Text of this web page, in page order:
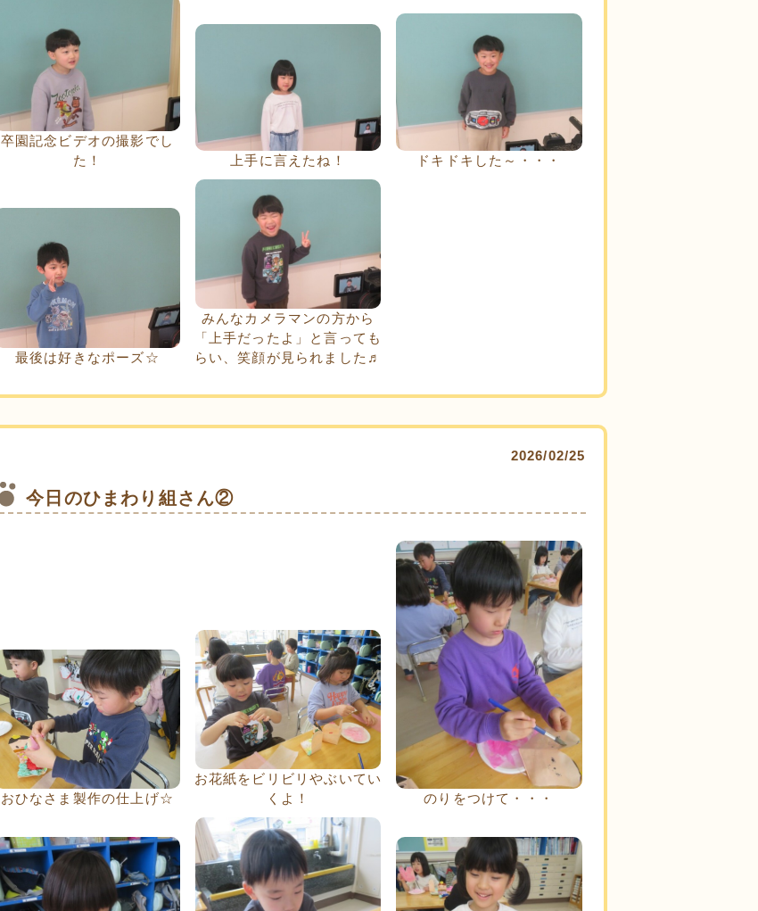
卒園記念ビデオの撮影でし
た！
上手に言えたね！ ドキドキした～・・・
最後は好きなポーズ☆
みんなカメラマンの方から
「上手だったよ」と言っても
らい、笑顔が見られました♬
2026/02/25
今日のひまわり組さん②
おひなさま製作の仕上げ☆
お花紙をビリビリやぶいてい
くよ！
のりをつけて・・・